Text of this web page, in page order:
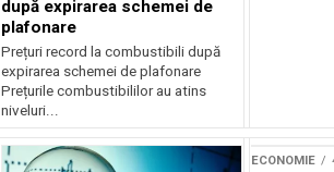
după expirarea schemei de
plafonare
Prețuri record la combustibili după
expirarea schemei de plafonare
Prețurile combustibililor au atins
niveluri...
ECONOMIE